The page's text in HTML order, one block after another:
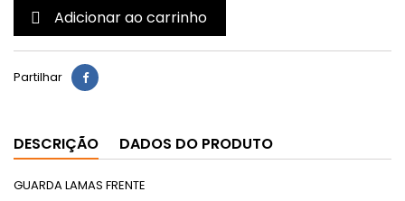
 Adicionar ao carrinho
Partilhar
DESCRIÇÃO DADOS DO PRODUTO
GUARDA LAMAS FRENTE